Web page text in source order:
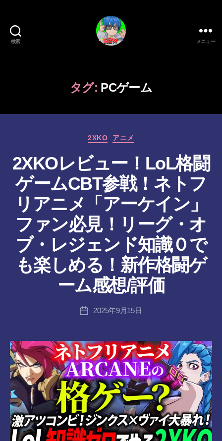
検索
ー
ム/
ジ
ッ
系
VTuber
さ
む
げ
ん
メニュー
タグ: PCゲーム
カ
ー
2XKO アニメ
2XKOレビュー！LoL格闘
ゲームCBT参戦！ネトフ
リアニメ「アーケイン」
ファン必見！リーグ・オ
ブ・レジェンド知識０で
も楽しめる！新作格闘ゲ
ーム感想/評価
投
稿
作
成
者
:
a
8-
vr
投
2025年9月15日